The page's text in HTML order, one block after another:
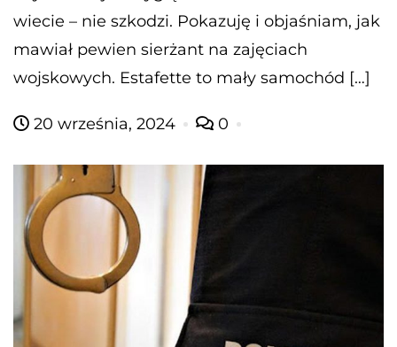
wiecie – nie szkodzi. Pokazuję i objaśniam, jak
mawiał pewien sierżant na zajęciach
wojskowych. Estafette to mały samochód […]
20 września, 2024 0